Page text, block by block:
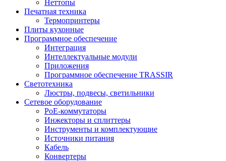
Неттопы
Печатная техника
Термопринтеры
Плиты кухонные
Программное обеспечение
Интеграция
Интеллектуальные модули
Приложения
Программное обеспечение TRASSIR
Светотехника
Люстры, подвесы, светильники
Сетевое оборудование
PoE-коммутаторы
Инжекторы и сплиттеры
Инструменты и комплектующие
Источники питания
Кабель
Конвертеры